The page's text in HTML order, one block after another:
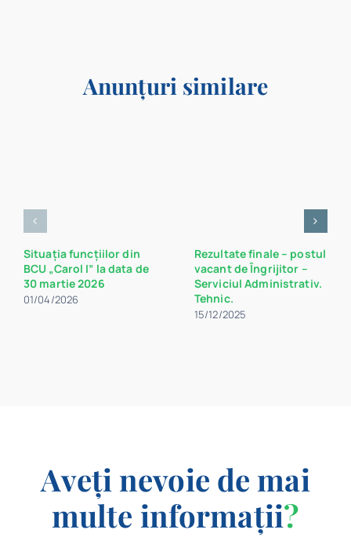
Anunțuri similare
Situația funcțiilor din
BCU „Carol I” la data de
30 martie 2026
01/04/2026
Rezultate finale – postul
vacant de Îngrijitor –
Serviciul Administrativ.
Tehnic.
15/12/2025
Aveți nevoie de mai
multe informații?